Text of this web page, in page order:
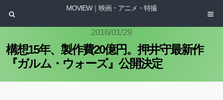
MOVIEW｜映画・アニメ・特撮
2016/01/29
構想15年、製作費20億円。押井守最新作
『ガルム・ウォーズ』公開決定